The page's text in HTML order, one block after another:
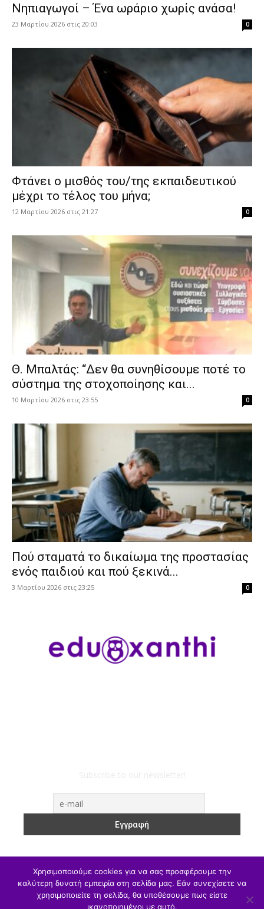
Νηπιαγωγοί – Ένα ωράριο χωρίς ανάσα!
23 Μαρτίου 2026 στις 20:03 0
Φτάνει ο μισθός του/της εκπαιδευτικού
μέχρι το τέλος του μήνα;
12 Μαρτίου 2026 στις 21:27 0
Θ. Μπαλτάς: “Δεν θα συνηθίσουμε ποτέ το
σύστημα της στοχοποίησης και...
10 Μαρτίου 2026 στις 23:55 0
Πού σταματά το δικαίωμα της προστασίας
ενός παιδιού και πού ξεκινά...
3 Μαρτίου 2026 στις 23:25 0
ΥΠΑΙΘΑ Υπηρεσιακά Α/θμια Β/θμια
Γ/θμια
Χρησιμοποιούμε cookies για να σας προσφέρουμε την
καλύτερη δυνατή εμπειρία στη σελίδα μας. Εάν συνεχίσετε να
χρησιμοποιείτε τη σελίδα, θα υποθέσουμε πως είστε
ικανοποιημένοι με αυτό.